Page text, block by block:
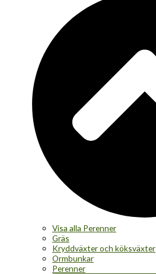
Visa alla Perenner
Gräs
Kryddväxter och köksväxter
Ormbunkar
Perenner